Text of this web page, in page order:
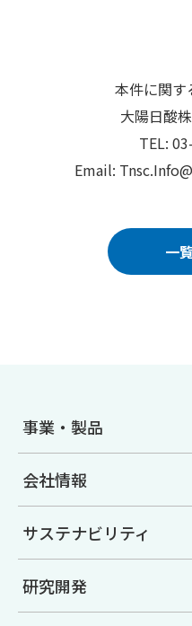
本件に関す
大陽日酸
TEL:
Email:
一
事業・製品
会社情報
サステナビリティ
研究開発